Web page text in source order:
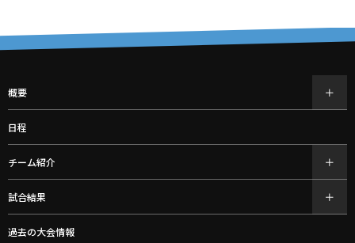
概要
日程
チーム紹介
試合結果
過去の大会情報